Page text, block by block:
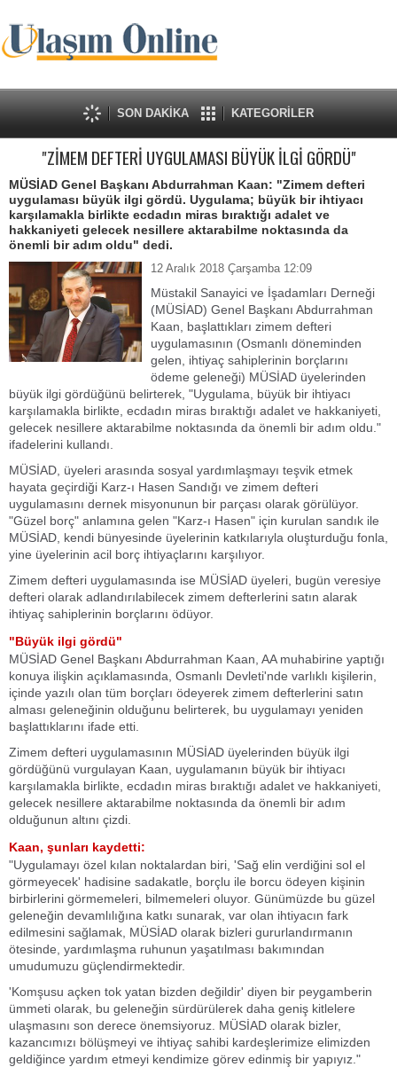
SON DAKİKA KATEGORİLER
"ZİMEM DEFTERİ UYGULAMASI BÜYÜK İLGİ GÖRDÜ"
MÜSİAD Genel Başkanı Abdurrahman Kaan: "Zimem defteri
uygulaması büyük ilgi gördü. Uygulama; büyük bir ihtiyacı
karşılamakla birlikte ecdadın miras bıraktığı adalet ve
hakkaniyeti gelecek nesillere aktarabilme noktasında da
önemli bir adım oldu" dedi.
12 Aralık 2018 Çarşamba 12:09
Müstakil Sanayici ve İşadamları Derneği
(MÜSİAD) Genel Başkanı Abdurrahman
Kaan, başlattıkları zimem defteri
uygulamasının (Osmanlı döneminden
gelen, ihtiyaç sahiplerinin borçlarını
ödeme geleneği) MÜSİAD üyelerinden
büyük ilgi gördüğünü belirterek, "Uygulama, büyük bir ihtiyacı
karşılamakla birlikte, ecdadın miras bıraktığı adalet ve hakkaniyeti,
gelecek nesillere aktarabilme noktasında da önemli bir adım oldu."
ifadelerini kullandı.
MÜSİAD, üyeleri arasında sosyal yardımlaşmayı teşvik etmek
hayata geçirdiği Karz-ı Hasen Sandığı ve zimem defteri
uygulamasını dernek misyonunun bir parçası olarak görülüyor.
"Güzel borç" anlamına gelen "Karz-ı Hasen" için kurulan sandık ile
MÜSİAD, kendi bünyesinde üyelerinin katkılarıyla oluşturduğu fonla,
yine üyelerinin acil borç ihtiyaçlarını karşılıyor.
Zimem defteri uygulamasında ise MÜSİAD üyeleri, bugün veresiye
defteri olarak adlandırılabilecek zimem defterlerini satın alarak
ihtiyaç sahiplerinin borçlarını ödüyor.
"Büyük ilgi gördü"
MÜSİAD Genel Başkanı Abdurrahman Kaan, AA muhabirine yaptığı
konuya ilişkin açıklamasında, Osmanlı Devleti'nde varlıklı kişilerin,
içinde yazılı olan tüm borçları ödeyerek zimem defterlerini satın
alması geleneğinin olduğunu belirterek, bu uygulamayı yeniden
başlattıklarını ifade etti.
Zimem defteri uygulamasının MÜSİAD üyelerinden büyük ilgi
gördüğünü vurgulayan Kaan, uygulamanın büyük bir ihtiyacı
karşılamakla birlikte, ecdadın miras bıraktığı adalet ve hakkaniyeti,
gelecek nesillere aktarabilme noktasında da önemli bir adım
olduğunun altını çizdi.
Kaan, şunları kaydetti:
"Uygulamayı özel kılan noktalardan biri, 'Sağ elin verdiğini sol el
görmeyecek' hadisine sadakatle, borçlu ile borcu ödeyen kişinin
birbirlerini görmemeleri, bilmemeleri oluyor. Günümüzde bu güzel
geleneğin devamlılığına katkı sunarak, var olan ihtiyacın fark
edilmesini sağlamak, MÜSİAD olarak bizleri gururlandırmanın
ötesinde, yardımlaşma ruhunun yaşatılması bakımından
umudumuzu güçlendirmektedir.
'Komşusu açken tok yatan bizden değildir' diyen bir peygamberin
ümmeti olarak, bu geleneğin sürdürülerek daha geniş kitlelere
ulaşmasını son derece önemsiyoruz. MÜSİAD olarak bizler,
kazancımızı bölüşmeyi ve ihtiyaç sahibi kardeşlerimize elimizden
geldiğince yardım etmeyi kendimize görev edinmiş bir yapıyız."